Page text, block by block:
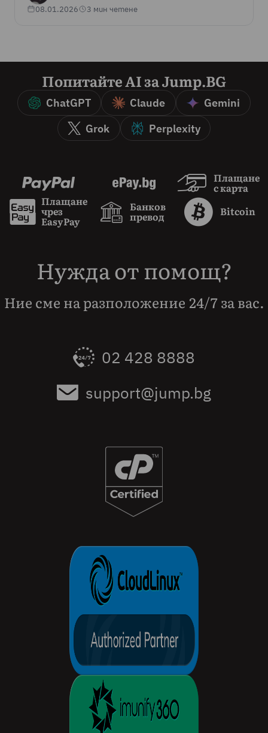
08.01.2026 3 мин четене
Попитайте AI за Jump.BG
ChatGPT Claude
Gemini
Grok
Perplexity
Плащане
с карта
Плащане
чрез
EasyPay
Банков
превод
Bitcoin
Нужда от помощ?
Ние сме на разположение 24/7 за вас.
02 428 8888
support@jump.bg